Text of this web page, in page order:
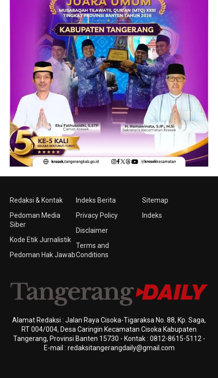
Redaksi & Kontak
Pedoman Media
Siber
Kode Etik Jurnalistik
Pedoman Hak Jawab
Indeks Berita
Privacy Policy
Disclaimer
Terms and
Conditions
Sitemap
Indeks
Alamat Redaksi : Jalan Raya Cisoka-Tigaraksa No. 88, Kp. Saga,
RT 004/004, Desa Caringin Kecamatan Cisoka Kabupaten
Tangerang, Provinsi Banten 15730 - Kontak : 0812-8615-5112 -
E-mail : redaksitangerangdaily@gmail.com